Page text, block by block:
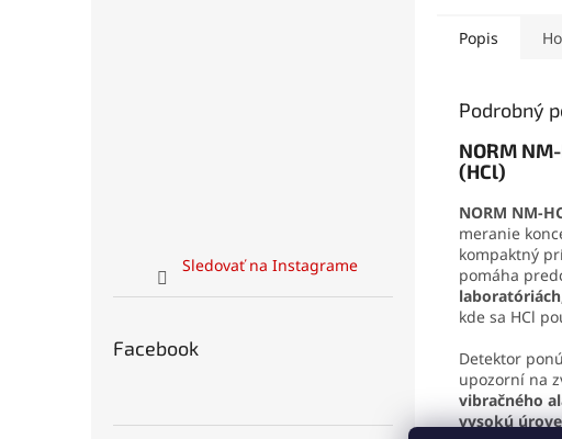
Sledovať na Instagrame
Facebook
Popis
Podrobný
NORM
(HCl)
NORM NM-
meranie
kompaktný
pomáha
kde sa HCl
Detektor
upozorní na
vibračného
vysokú